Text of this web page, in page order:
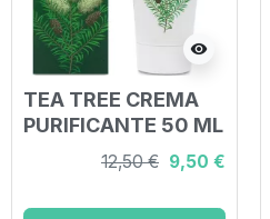
visibility
TEA TREE CREMA
PURIFICANTE 50 ML
12,50 € 9,50 €